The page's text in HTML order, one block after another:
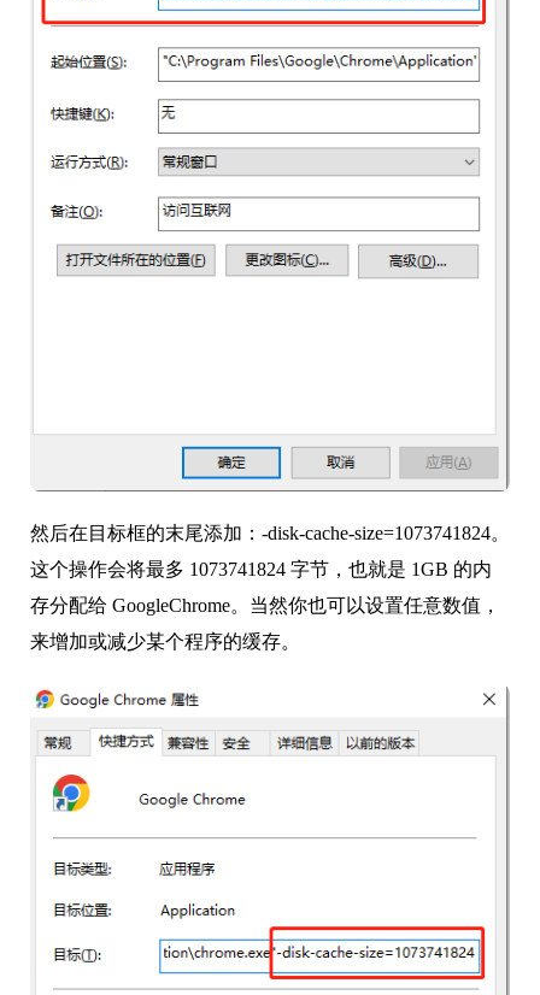
然后在目标框的末尾添加：-disk-cache-size=1073741824。
这个操作会将最多 1073741824 字节，也就是 1GB 的内
存分配给 GoogleChrome。当然你也可以设置任意数值，
来增加或减少某个程序的缓存。